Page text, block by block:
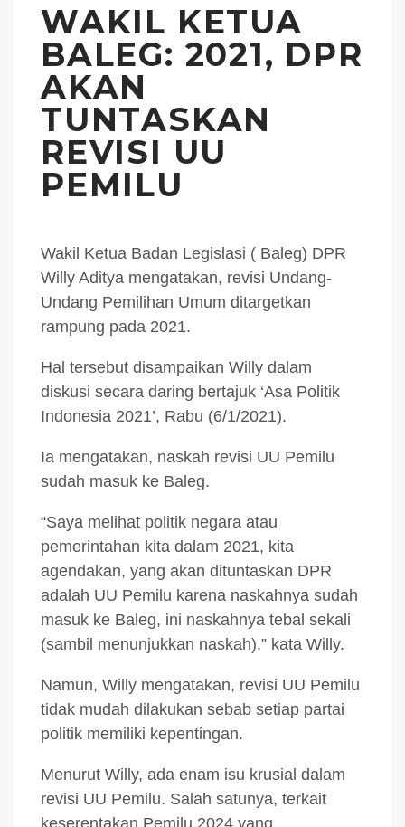
WAKIL KETUA
BALEG: 2021, DPR
AKAN
TUNTASKAN
REVISI UU
PEMILU
Wakil Ketua Badan Legislasi ( Baleg) DPR
Willy Aditya mengatakan, revisi Undang-
Undang Pemilihan Umum ditargetkan
rampung pada 2021.
Hal tersebut disampaikan Willy dalam
diskusi secara daring bertajuk ‘Asa Politik
Indonesia 2021’, Rabu (6/1/2021).
Ia mengatakan, naskah revisi UU Pemilu
sudah masuk ke Baleg.
“Saya melihat politik negara atau
pemerintahan kita dalam 2021, kita
agendakan, yang akan dituntaskan DPR
adalah UU Pemilu karena naskahnya sudah
masuk ke Baleg, ini naskahnya tebal sekali
(sambil menunjukkan naskah),” kata Willy.
Namun, Willy mengatakan, revisi UU Pemilu
tidak mudah dilakukan sebab setiap partai
politik memiliki kepentingan.
Menurut Willy, ada enam isu krusial dalam
revisi UU Pemilu. Salah satunya, terkait
keserentakan Pemilu 2024 yang